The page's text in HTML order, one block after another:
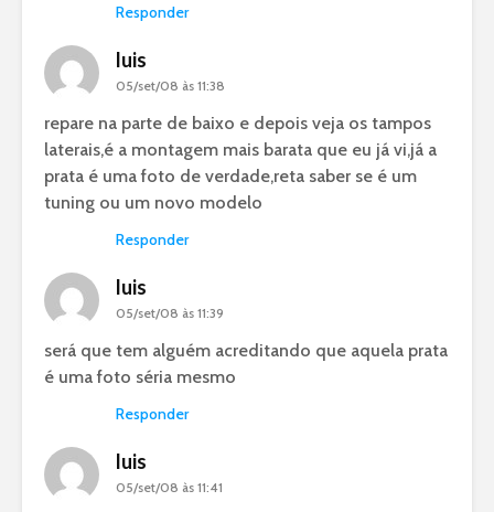
Responder
luis
05/set/08 às 11:38
repare na parte de baixo e depois veja os tampos
laterais,é a montagem mais barata que eu já vi,já a
prata é uma foto de verdade,reta saber se é um
tuning ou um novo modelo
Responder
luis
05/set/08 às 11:39
será que tem alguém acreditando que aquela prata
é uma foto séria mesmo
Responder
luis
05/set/08 às 11:41